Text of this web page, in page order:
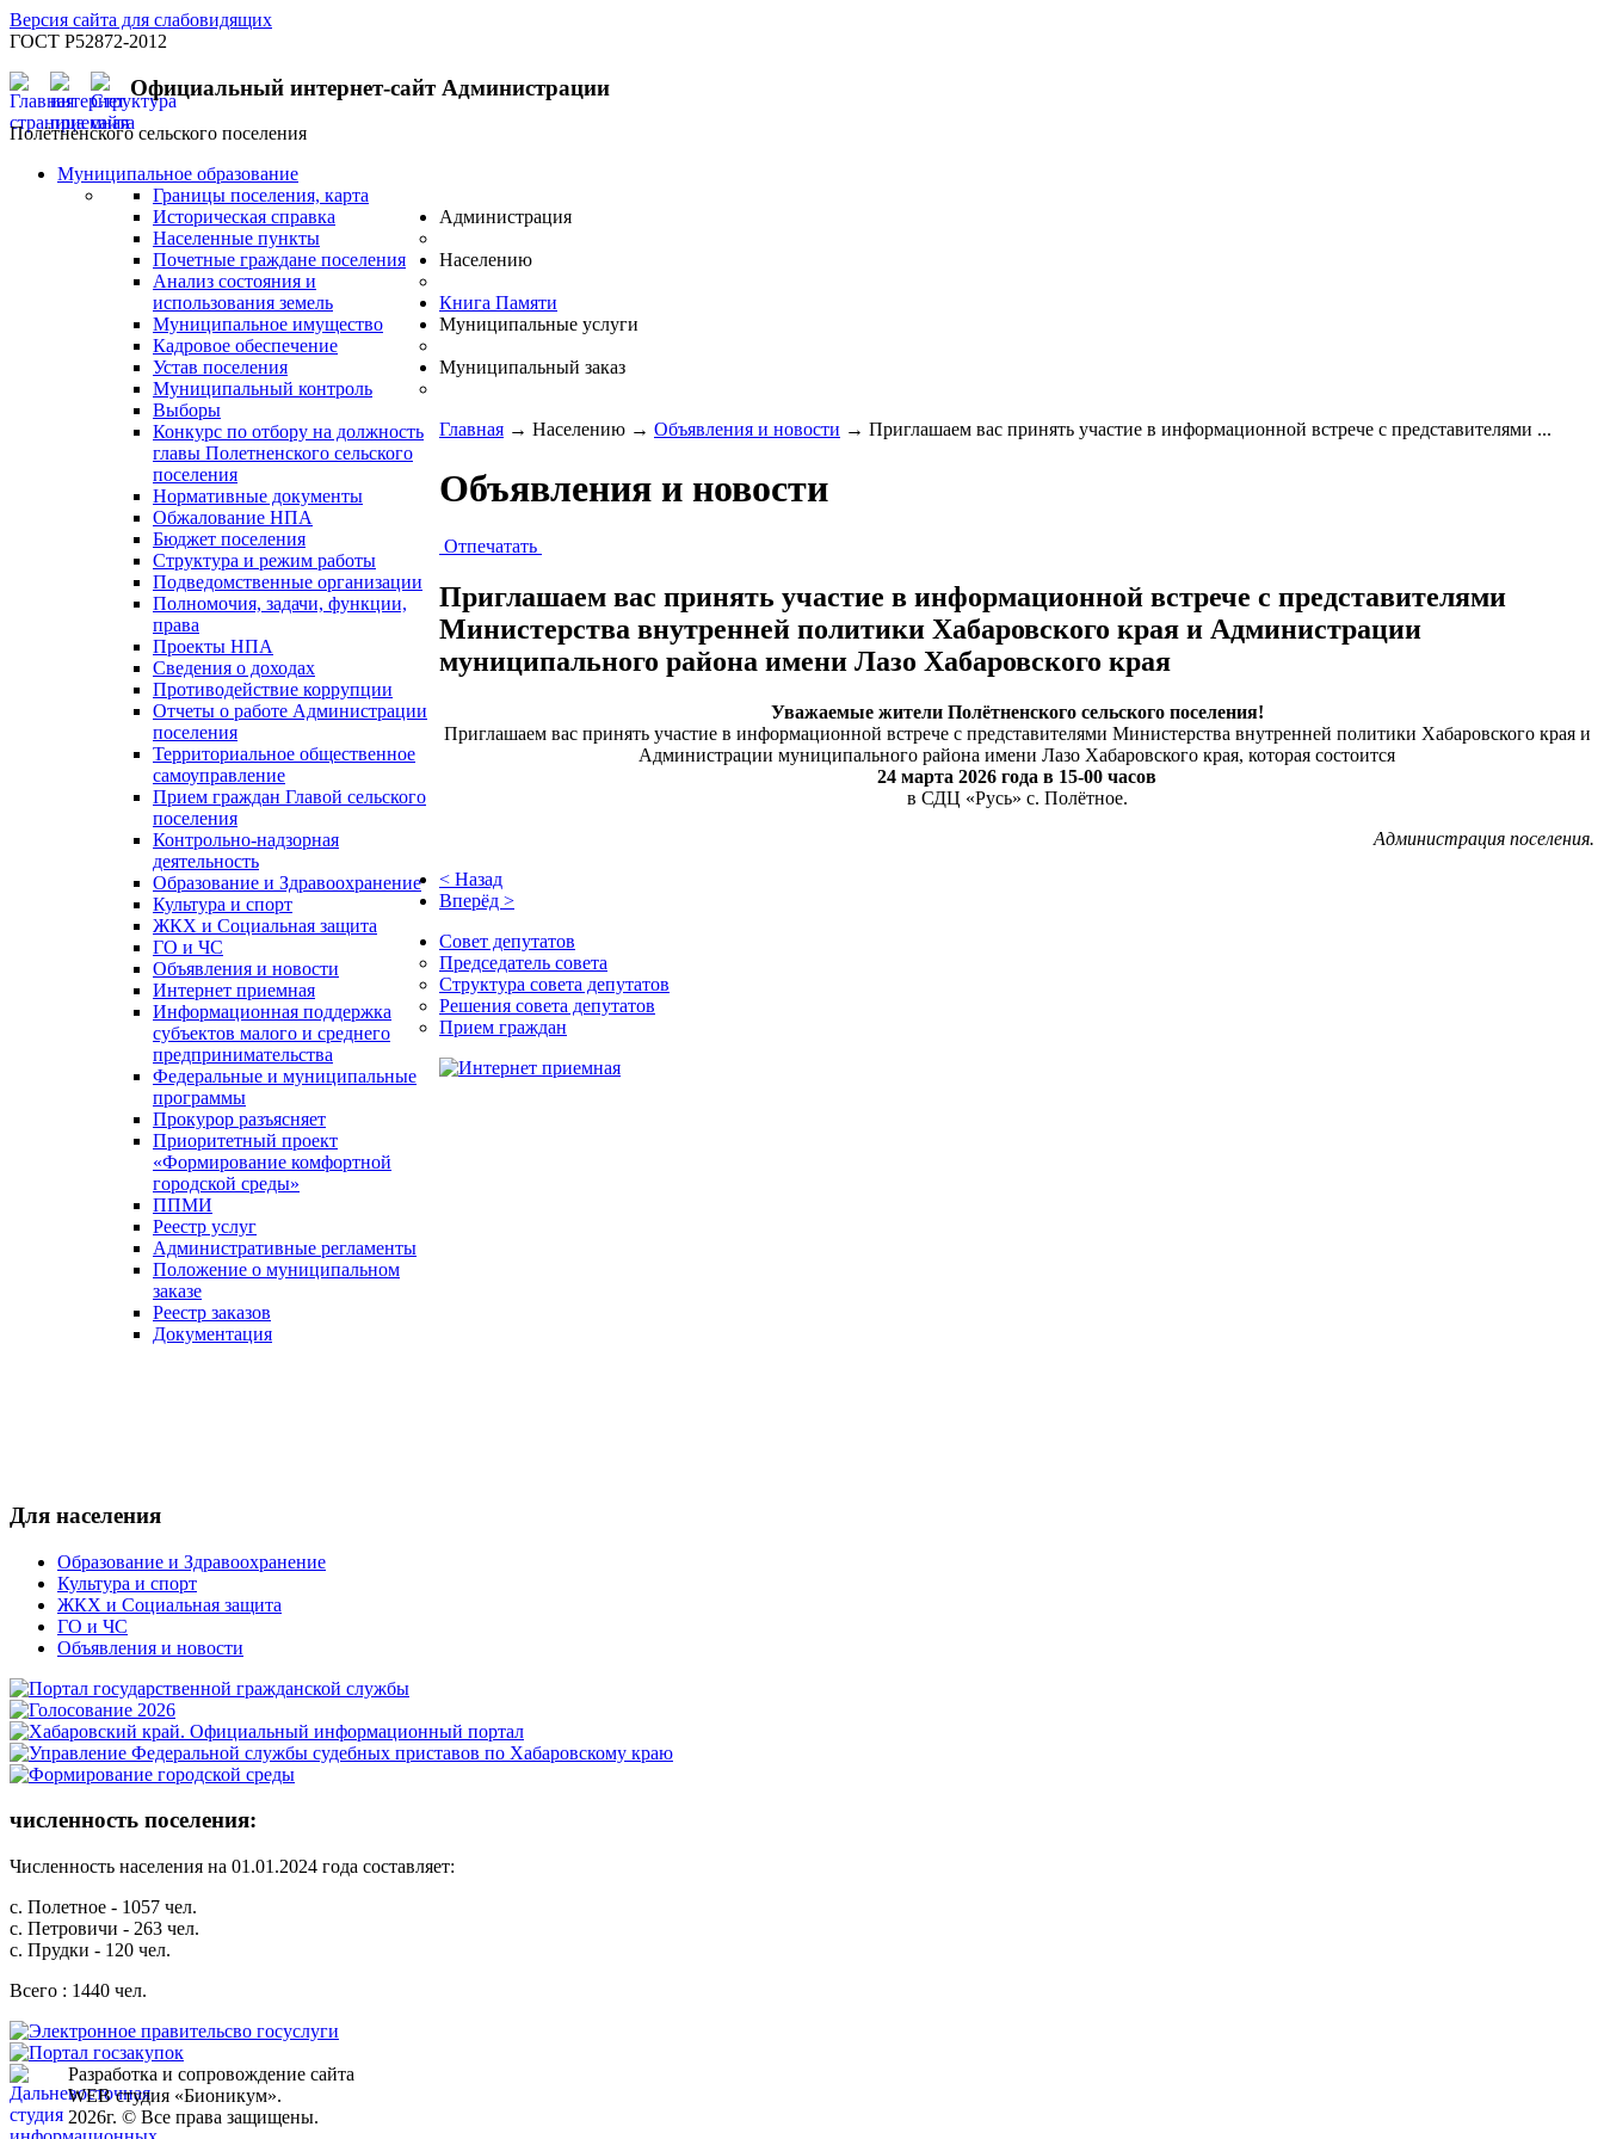
Версия сайта для слабовидящих
ГОСТ Р52872-2012
Официальный интернет-сайт Администрации
Полётненского сельского поселения
Муниципальное образование
Границы поселения, карта
Историческая справка
Населенные пункты
Почетные граждане поселения
Анализ состояния и
использования земель
Муниципальное имущество
Кадровое обеспечение
Устав поселения
Муниципальный контроль
Выборы
Конкурс по отбору на должность
главы Полетненского сельского
поселения
Администрация
Нормативные документы
Обжалование НПА
Бюджет поселения
Структура и режим работы
Подведомственные организации
Полномочия, задачи, функции,
права
Проекты НПА
Сведения о доходах
Противодействие коррупции
Отчеты о работе Администрации
поселения
Территориальное общественное
самоуправление
Прием граждан Главой сельского
поселения
Контрольно-надзорная
деятельность
Населению
Образование и Здравоохранение
Культура и спорт
ЖКХ и Социальная защита
ГО и ЧС
Объявления и новости
Интернет приемная
Информационная поддержка
субъектов малого и среднего
предпринимательства
Федеральные и муниципальные
программы
Прокурор разъясняет
Приоритетный проект
«Формирование комфортной
городской среды»
ППМИ
Книга Памяти
Муниципальные услуги
Реестр услуг
Административные регламенты
Муниципальный заказ
Положение о муниципальном
заказе
Реестр заказов
Документация
Главная → Населению → Объявления и новости → Приглашаем вас принять участие в информационной встрече с представителями ...
Объявления и новости
Отпечатать
Приглашаем вас принять участие в информационной встрече с представителями
Министерства внутренней политики Хабаровского края и Администрации
муниципального района имени Лазо Хабаровского края
Уважаемые жители Полётненского сельского поселения!
Приглашаем вас принять участие в информационной встрече с представителями Министерства внутренней политики Хабаровского края и
Администрации муниципального района имени Лазо Хабаровского края, которая состоится
24 марта 2026 года в 15-00 часов
в СДЦ «Русь» с. Полётное.
Администрация поселения.
< Назад
Вперёд >
Совет депутатов
Председатель совета
Структура совета депутатов
Решения совета депутатов
Прием граждан
Для населения
Образование и Здравоохранение
Культура и спорт
ЖКХ и Социальная защита
ГО и ЧС
Объявления и новости
численность поселения:
Численность населения на 01.01.2024 года составляет:
с. Полетное - 1057 чел.
с. Петровичи - 263 чел.
с. Прудки - 120 чел.
Всего : 1440 чел.
Разработка и сопровождение сайта
WEB студия «Бионикум».
2026г. © Все права защищены.